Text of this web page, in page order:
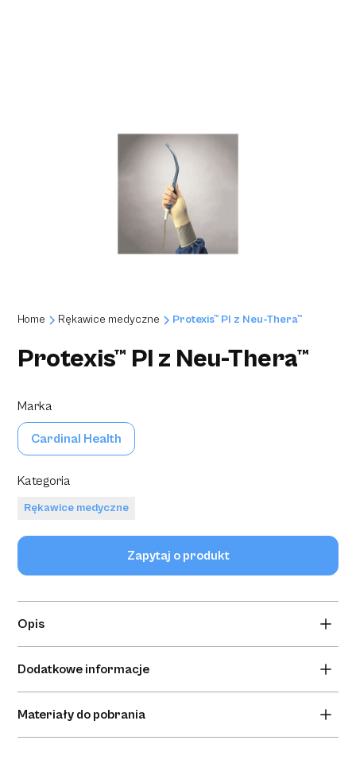
Home Rękawice medyczne Protexis™ PI z Neu-Thera™
Protexis™ PI z Neu-Thera™
Marka
Cardinal Health
Kategoria
Rękawice medyczne
Zapytaj o produkt
Opis
powłoką zmiękczającą Neu-Thera™ produkowane na
unikalnej formie rękawic chirurgicznych, zapewniającej
anatomiczne dopasowanie.
Dodatkowe informacje
Materiały do pobrania